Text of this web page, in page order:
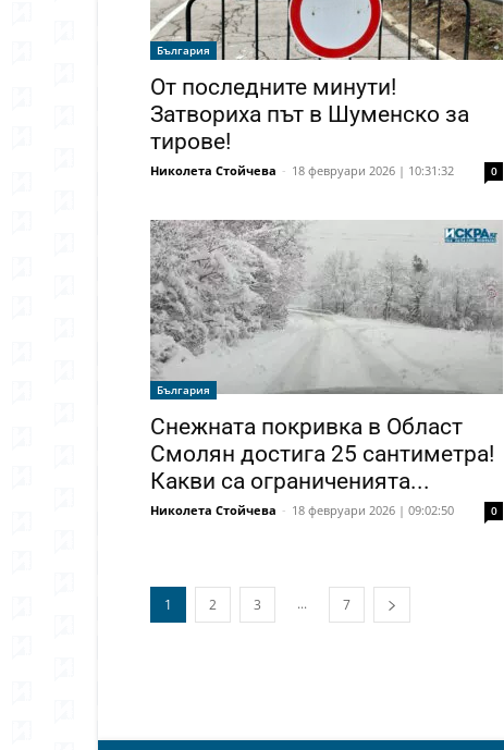
България
От последните минути!
Затвориха път в Шуменско за
тирове!
Николета Стойчева - 18 февруари 2026 | 10:31:32 0
България
Снежната покривка в Област
Смолян достига 25 сантиметра!
Какви са ограниченията...
Николета Стойчева - 18 февруари 2026 | 09:02:50 0
1 2 3 ... 7